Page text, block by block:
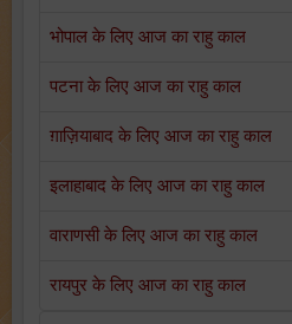
भोपाल के लिए आज का राहु काल
पटना के लिए आज का राहु काल
ग़ाज़ियाबाद के लिए आज का राहु काल
इलाहाबाद के लिए आज का राहु काल
वाराणसी के लिए आज का राहु काल
रायपुर के लिए आज का राहु काल